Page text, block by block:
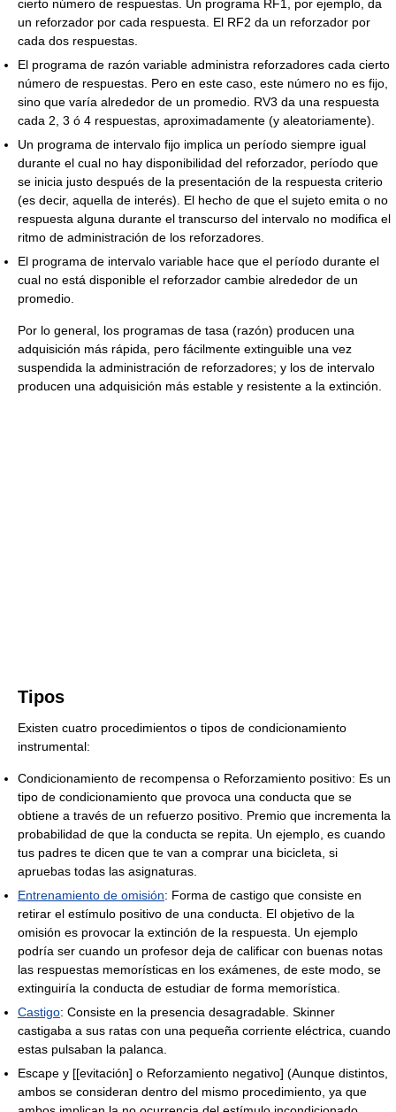
cierto número de respuestas. Un programa RF1, por ejemplo, da
un reforzador por cada respuesta. El RF2 da un reforzador por
cada dos respuestas.
El programa de razón variable administra reforzadores cada cierto
número de respuestas. Pero en este caso, este número no es fijo,
sino que varía alrededor de un promedio. RV3 da una respuesta
cada 2, 3 ó 4 respuestas, aproximadamente (y aleatoriamente).
Un programa de intervalo fijo implica un período siempre igual
durante el cual no hay disponibilidad del reforzador, período que
se inicia justo después de la presentación de la respuesta criterio
(es decir, aquella de interés). El hecho de que el sujeto emita o no
respuesta alguna durante el transcurso del intervalo no modifica el
ritmo de administración de los reforzadores.
El programa de intervalo variable hace que el período durante el
cual no está disponible el reforzador cambie alrededor de un
promedio.
Por lo general, los programas de tasa (razón) producen una
adquisición más rápida, pero fácilmente extinguible una vez
suspendida la administración de reforzadores; y los de intervalo
producen una adquisición más estable y resistente a la extinción.
Tipos
Existen cuatro procedimientos o tipos de condicionamiento
instrumental:
Condicionamiento de recompensa o Reforzamiento positivo: Es un
tipo de condicionamiento que provoca una conducta que se
obtiene a través de un refuerzo positivo. Premio que incrementa la
probabilidad de que la conducta se repita. Un ejemplo, es cuando
tus padres te dicen que te van a comprar una bicicleta, si
apruebas todas las asignaturas.
Entrenamiento de omisión: Forma de castigo que consiste en
retirar el estímulo positivo de una conducta. El objetivo de la
omisión es provocar la extinción de la respuesta. Un ejemplo
podría ser cuando un profesor deja de calificar con buenas notas
las respuestas memorísticas en los exámenes, de este modo, se
extinguiría la conducta de estudiar de forma memorística.
Castigo: Consiste en la presencia desagradable. Skinner
castigaba a sus ratas con una pequeña corriente eléctrica, cuando
estas pulsaban la palanca.
Escape y [[evitación] o Reforzamiento negativo] (Aunque distintos,
ambos se consideran dentro del mismo procedimiento, ya que